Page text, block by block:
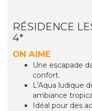
RÉSIDENCE
4*
ON AIME
Une escapade
confort.
L'Aqua ludique
ambiance
Idéal pour des